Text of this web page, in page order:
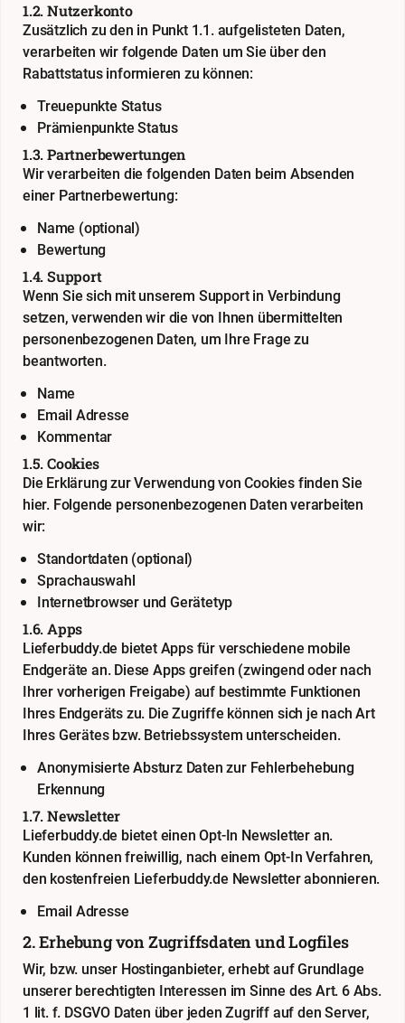
1.2. Nutzerkonto
Zusätzlich zu den in Punkt 1.1. aufgelisteten Daten,
verarbeiten wir folgende Daten um Sie über den
Rabattstatus informieren zu können:
Treuepunkte Status
Prämienpunkte Status
1.3. Partnerbewertungen
Wir verarbeiten die folgenden Daten beim Absenden
einer Partnerbewertung:
Name (optional)
Bewertung
1.4. Support
Wenn Sie sich mit unserem Support in Verbindung
setzen, verwenden wir die von Ihnen übermittelten
personenbezogenen Daten, um Ihre Frage zu
beantworten.
Name
Email Adresse
Kommentar
1.5. Cookies
Die Erklärung zur Verwendung von Cookies finden Sie
hier. Folgende personenbezogenen Daten verarbeiten
wir:
Standortdaten (optional)
Sprachauswahl
Internetbrowser und Gerätetyp
1.6. Apps
Lieferbuddy.de bietet Apps für verschiedene mobile
Endgeräte an. Diese Apps greifen (zwingend oder nach
Ihrer vorherigen Freigabe) auf bestimmte Funktionen
Ihres Endgeräts zu. Die Zugriffe können sich je nach Art
Ihres Gerätes bzw. Betriebssystem unterscheiden.
Anonymisierte Absturz Daten zur Fehlerbehebung
Erkennung
1.7. Newsletter
Lieferbuddy.de bietet einen Opt-In Newsletter an.
Kunden können freiwillig, nach einem Opt-In Verfahren,
den kostenfreien Lieferbuddy.de Newsletter abonnieren.
Email Adresse
2. Erhebung von Zugriffsdaten und Logfiles
Wir, bzw. unser Hostinganbieter, erhebt auf Grundlage
unserer berechtigten Interessen im Sinne des Art. 6 Abs.
1 lit. f. DSGVO Daten über jeden Zugriff auf den Server,